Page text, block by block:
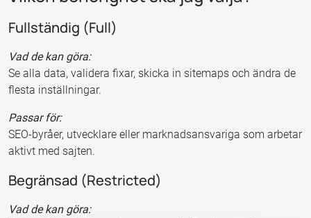
Fullständig (Full)
Vad de kan göra:
Se alla data, validera fixar, skicka in sitemaps och ändra de
flesta inställningar.
Passar för:
SEO-byråer, utvecklare eller marknadsansvariga som arbetar
aktivt med sajten.
Begränsad (Restricted)
Vad de kan göra: